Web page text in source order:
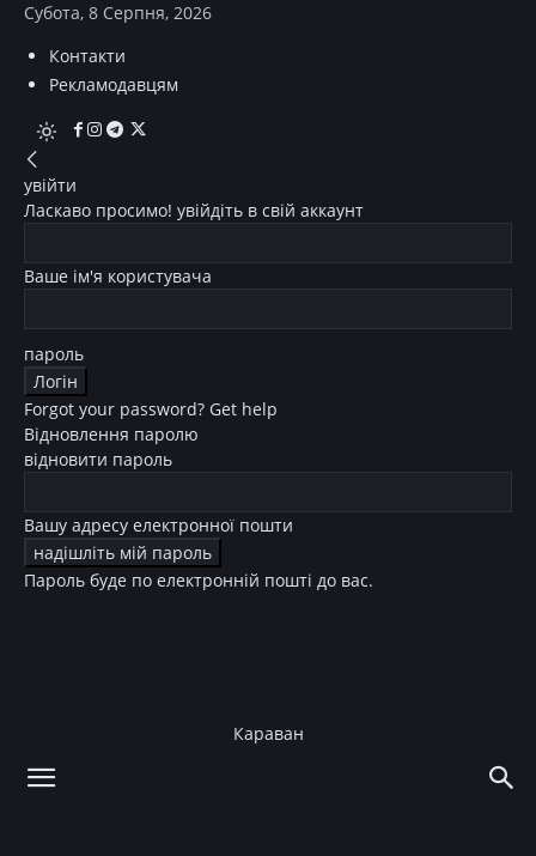
Субота, 8 Серпня, 2026
Контакти
Рекламодавцям
увійти
Ласкаво просимо! увійдіть в свій аккаунт
Ваше ім'я користувача
пароль
Forgot your password? Get help
Відновлення паролю
відновити пароль
Вашу адресу електронної пошти
Пароль буде по електронній пошті до вас.
Караван